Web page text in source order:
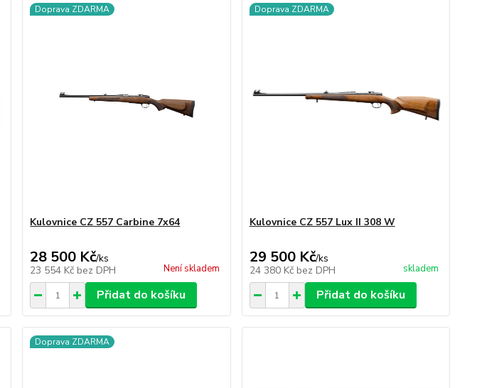
Doprava ZDARMA
Kulovnice CZ 557 Carbine 7x64
28 500 Kč/ks
23 554 Kč bez DPH Není skladem
Přidat do košíku
Doprava ZDARMA
Kulovnice CZ 557 Lux II 308 W
29 500 Kč/ks
24 380 Kč bez DPH skladem
Přidat do košíku
Doprava ZDARMA